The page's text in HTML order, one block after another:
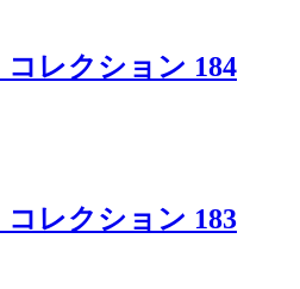
レクション 184
レクション 183